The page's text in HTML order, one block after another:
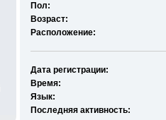
Пол:
Возраст:
Расположение:
Дата регистрации:
Время:
Язык:
Последняя активность: